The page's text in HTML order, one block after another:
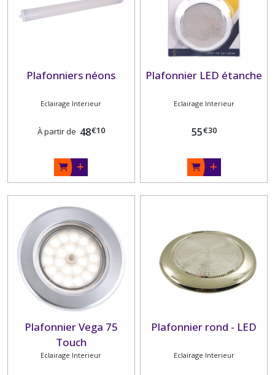
Plafonniers néons
Eclairage Interieur
À partir de 48€10
Plafonnier LED étanche
Eclairage Interieur
55€30
Plafonnier Vega 75
Touch
Eclairage Interieur
Plafonnier rond - LED
Eclairage Interieur